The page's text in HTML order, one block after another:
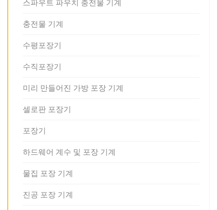
스파우트 파우치 충전물 기계
충전물 기계
수평포장기
수직포장기
미리 만들어진 가방 포장 기계
셀로판 포장기
포장기
하드웨어 계수 및 포장 기계
물집 포장 기계
진공 포장 기계